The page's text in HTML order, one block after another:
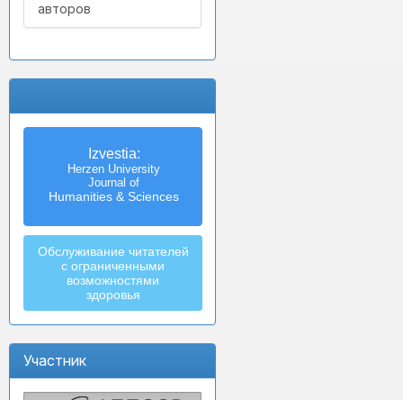
авторов
Izvestia:
Herzen University
Journal of
Humanities & Sciences
Обслуживание читателей
с ограниченными
возможностями
здоровья
Участник